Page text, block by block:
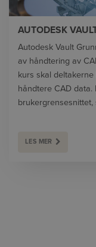
AUTODESK
Autodesk Vault
av håndtering av
kurs skal
håndtere CAD
brukergrensesnittet,
LES MER